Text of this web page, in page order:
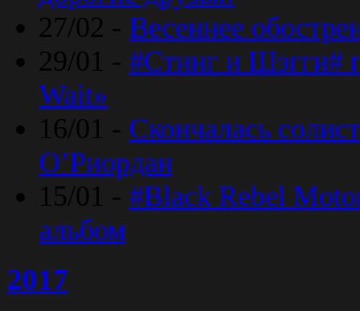
27/02 - Весеннее
29/01 - #Стинг и Шэгги#
Wait»
16/01 - Скончалась
O’Риордан
15/01 - #Black Rebel
альбом
2017